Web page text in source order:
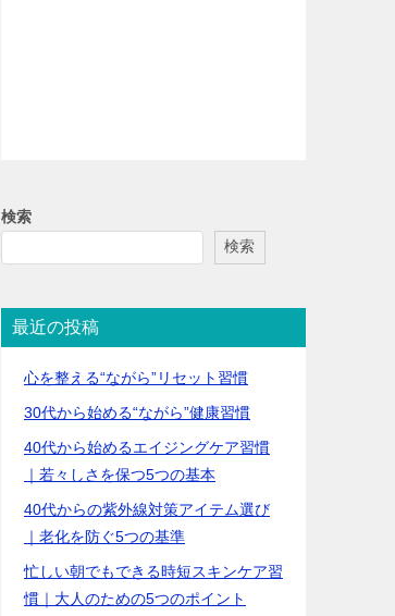
検索
検索
最近の投稿
心を整える“ながら”リセット習慣
30代から始める“ながら”健康習慣
40代から始めるエイジングケア習慣
｜若々しさを保つ5つの基本
40代からの紫外線対策アイテム選び
｜老化を防ぐ5つの基準
忙しい朝でもできる時短スキンケア習
慣｜大人のための5つのポイント